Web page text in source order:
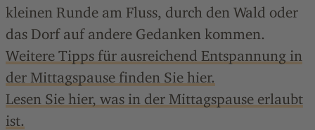
kleinen Runde am Fluss, durch den Wald oder
das Dorf auf andere Gedanken kommen.
Weitere Tipps für ausreichend Entspannung in
der Mittagspause finden Sie hier.
Lesen Sie hier, was in der Mittagspause erlaubt
ist.